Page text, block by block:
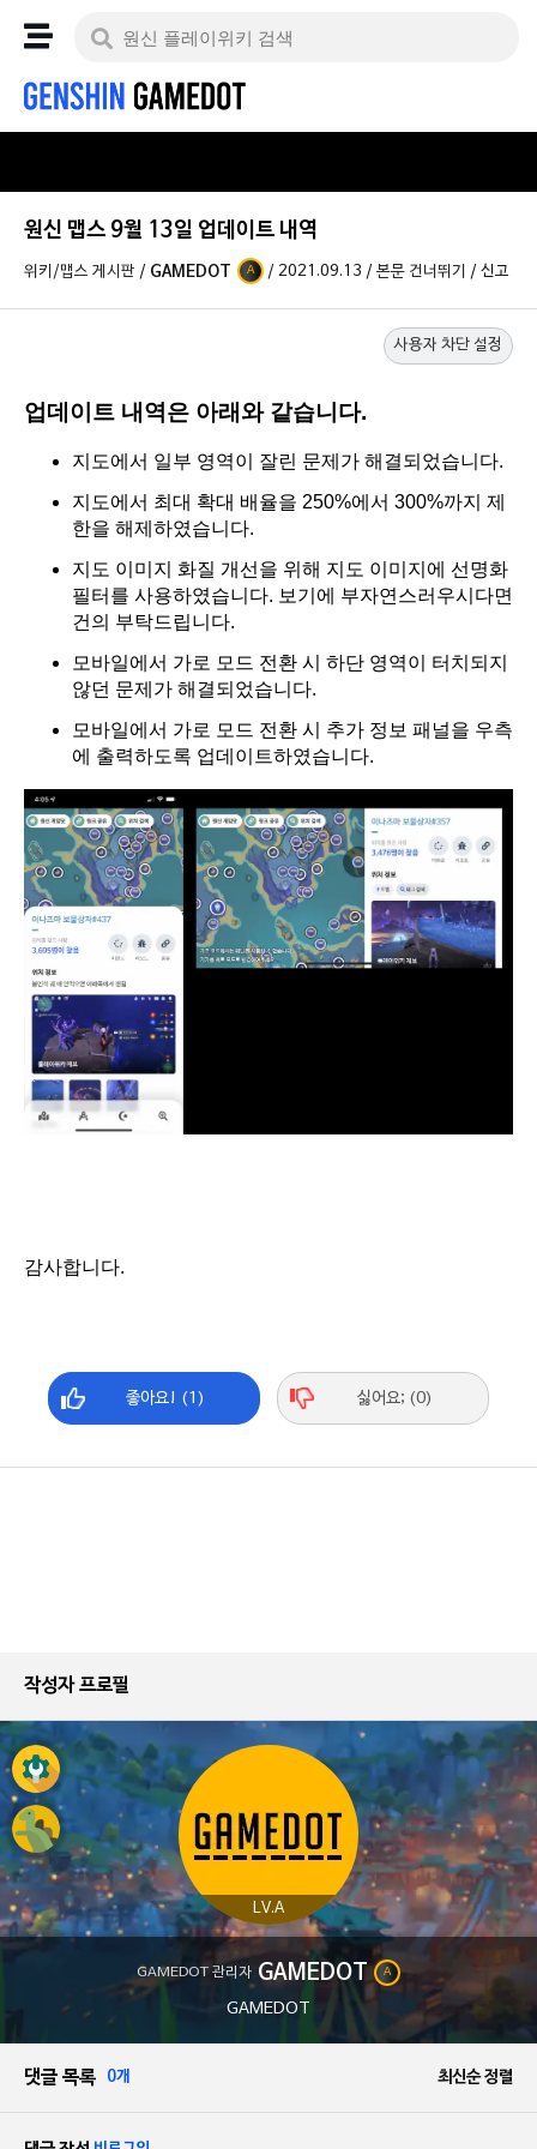
원신 맵스 9월 13일 업데이트 내역
위키/맵스 게시판 / GAMEDOT A / 2021.09.13 / 본문 건너뛰기 / 신고
사용자 차단 설정
업데이트 내역은 아래와 같습니다.
지도에서 일부 영역이 잘린 문제가 해결되었습니다.
지도에서 최대 확대 배율을 250%에서 300%까지 제
한을 해제하였습니다.
지도 이미지 화질 개선을 위해 지도 이미지에 선명화
필터를 사용하였습니다. 보기에 부자연스러우시다면
건의 부탁드립니다.
모바일에서 가로 모드 전환 시 하단 영역이 터치되지
않던 문제가 해결되었습니다.
모바일에서 가로 모드 전환 시 추가 정보 패널을 우측
에 출력하도록 업데이트하였습니다.
감사합니다.
좋아요! (1) 싫어요; (0)
작성자 프로필
LV.A
GAMEDOT 관리자 GAMEDOT A
GAMEDOT
댓글 목록 0개 최신순 정렬